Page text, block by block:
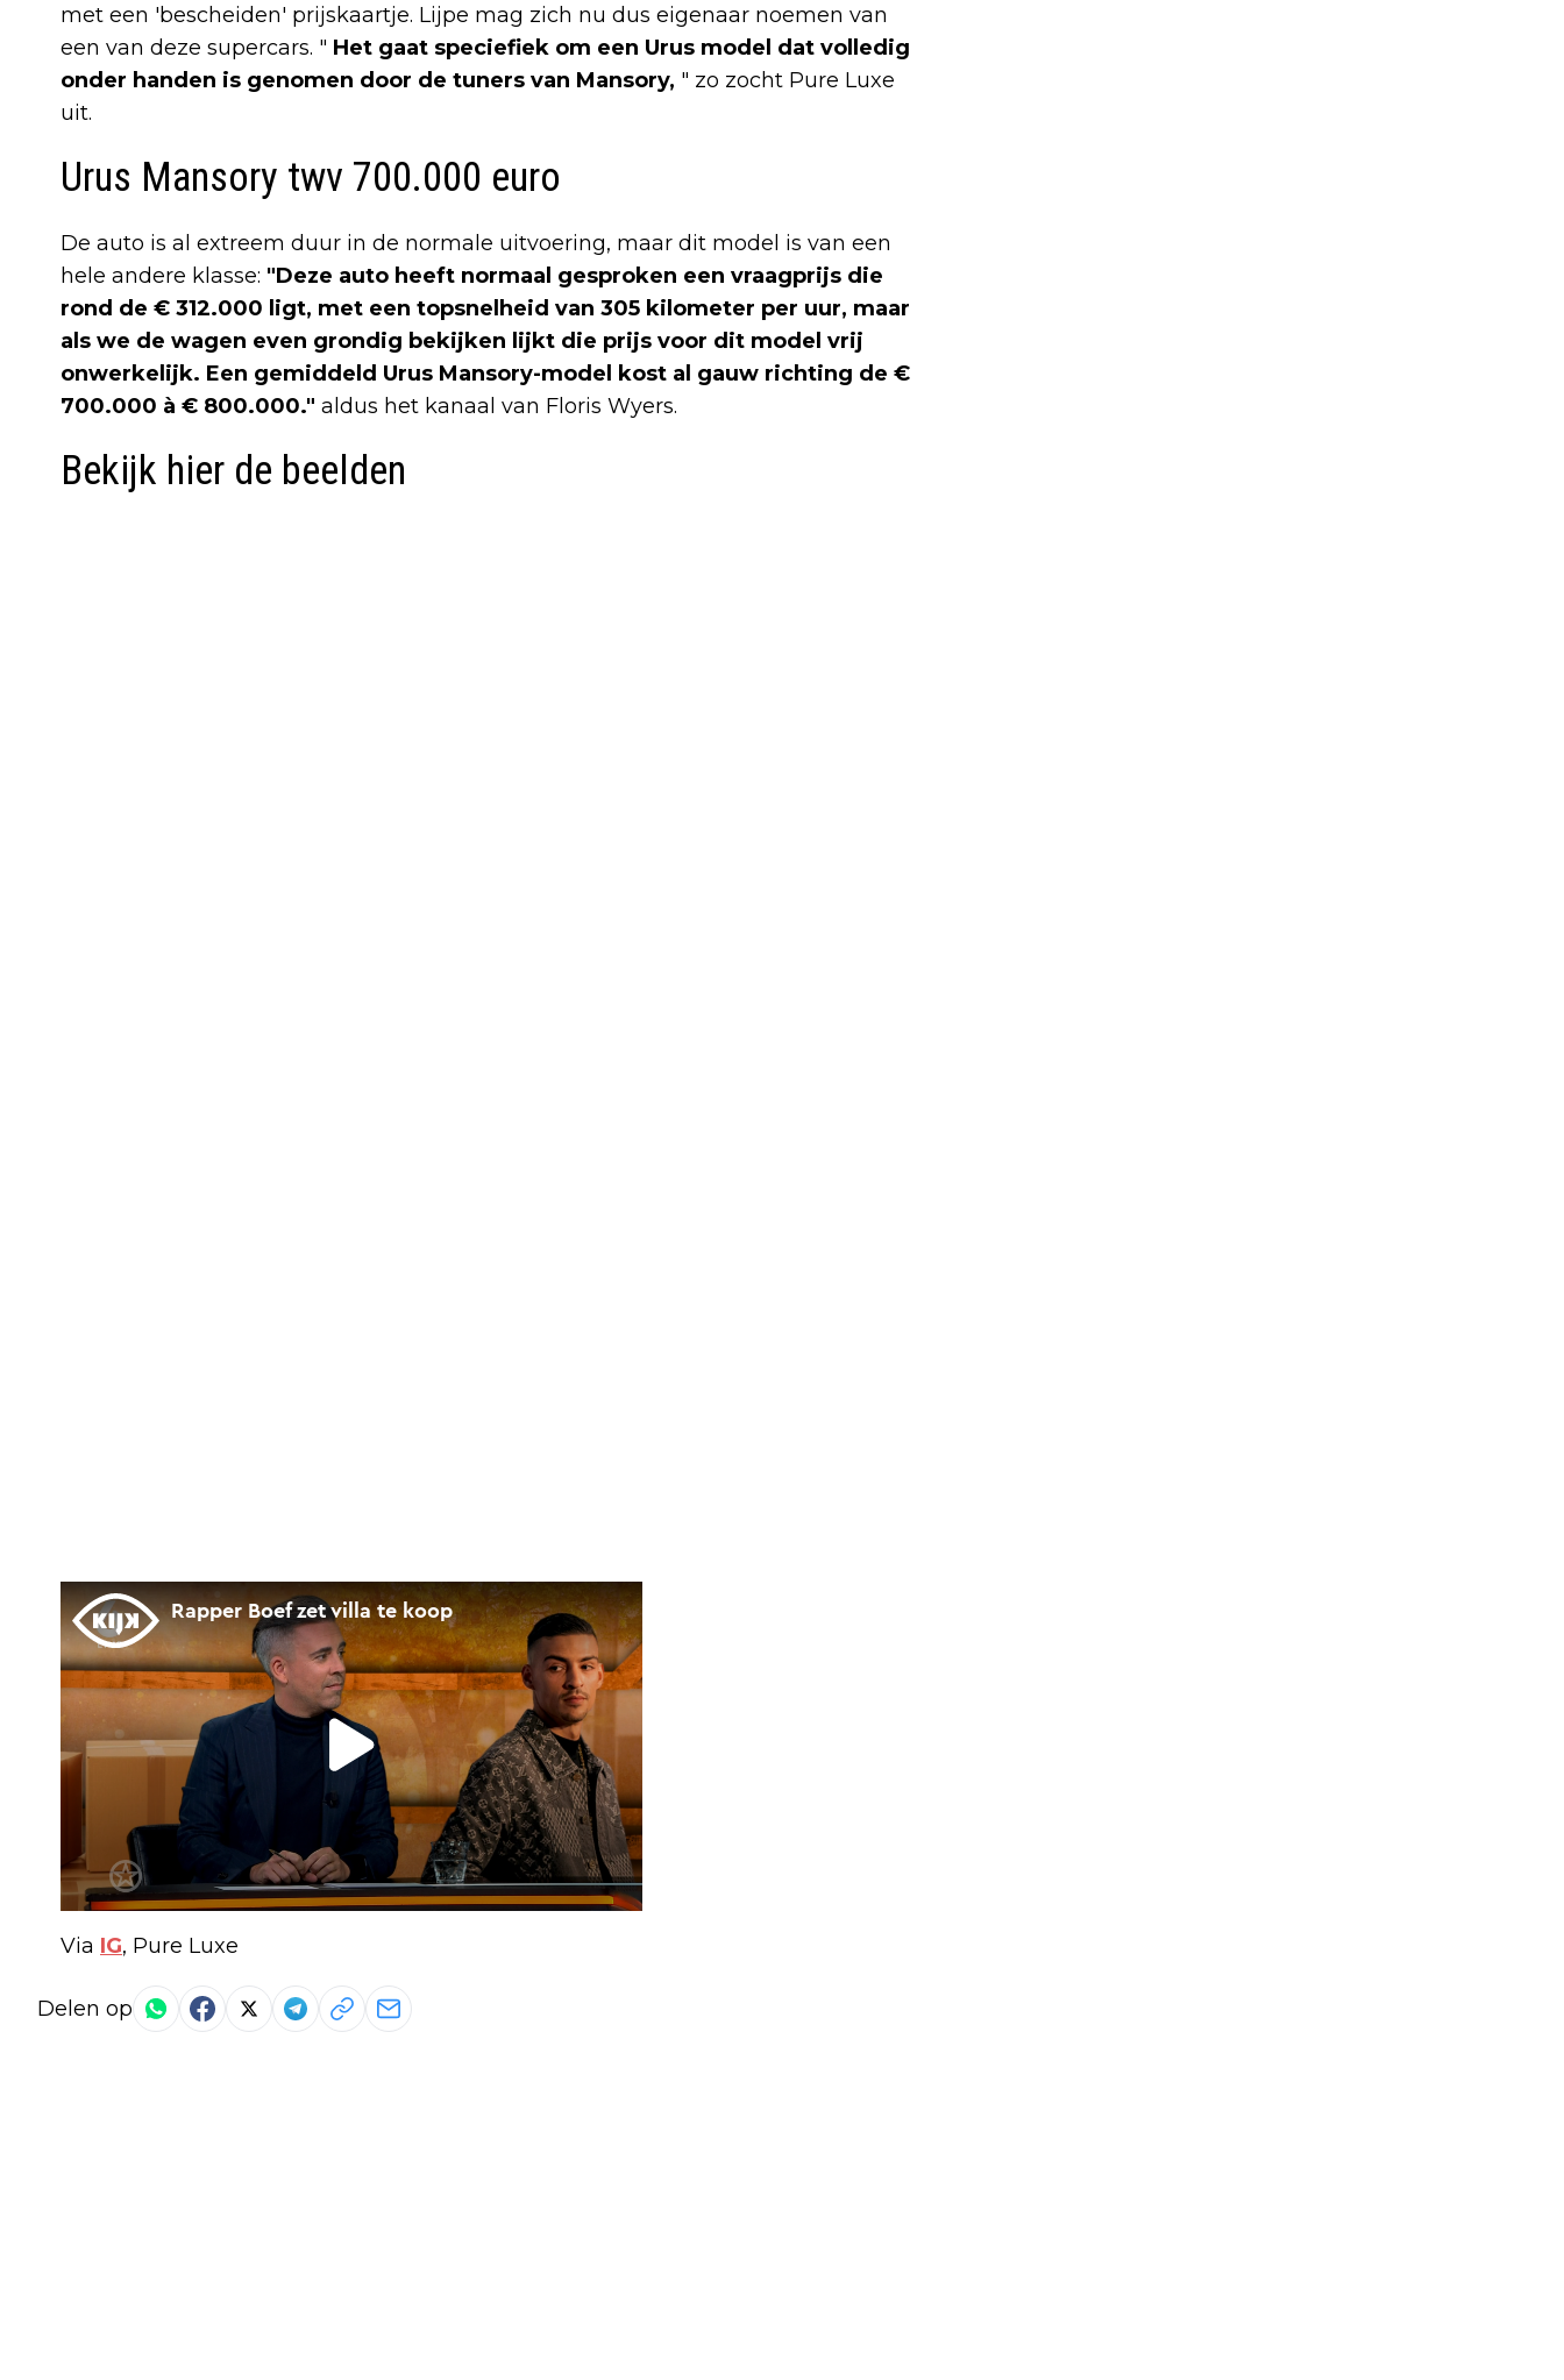
met een 'bescheiden' prijskaartje. Lijpe mag zich nu dus eigenaar noemen van
een van deze supercars. " Het gaat speciefiek om een Urus model dat volledig
onder handen is genomen door de tuners van Mansory, " zo zocht Pure Luxe
uit.
Urus Mansory twv 700.000 euro
De auto is al extreem duur in de normale uitvoering, maar dit model is van een
hele andere klasse: "Deze auto heeft normaal gesproken een vraagprijs die
rond de € 312.000 ligt, met een topsnelheid van 305 kilometer per uur, maar
als we de wagen even grondig bekijken lijkt die prijs voor dit model vrij
onwerkelijk. Een gemiddeld Urus Mansory-model kost al gauw richting de €
700.000 à € 800.000." aldus het kanaal van Floris Wyers.
Bekijk hier de beelden
Via IG, Pure Luxe
Delen op